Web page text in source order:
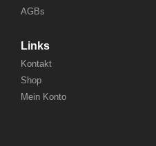
AGBs
Links
Kontakt
Shop
Mein Konto